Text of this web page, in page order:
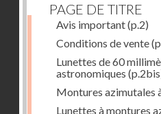
PAGE DE TITRE
Avis important(p.2)
Conditions de vente
Lunettes de 60
astronomiques
Montures azimutales
Lunettes à montures